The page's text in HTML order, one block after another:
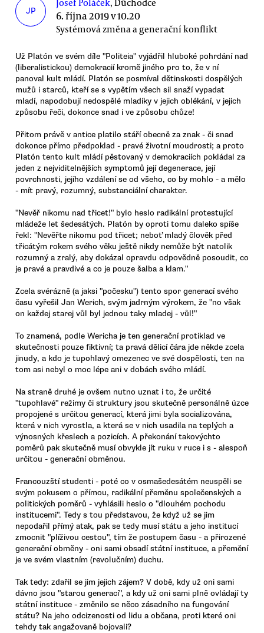
JP
Josef Poláček, Důchodce
6. října 2019 v 10.20
Systémová změna a generační konflikt
Už Platón ve svém díle "Politeia" vyjádřil hluboké pohrdání nad
(liberalistickou) demokracií kromě jiného pro to, že v ní
panoval kult mládí. Platón se posmíval dětinskosti dospělých
mužů i starců, kteří se s vypětím všech sil snaží vypadat
mladí, napodobují nedospělé mladíky v jejich oblékání, v jejich
způsobu řeči, dokonce snad i ve způsobu chůze!
Přitom právě v antice platilo stáří obecně za znak - či snad
dokonce přímo předpoklad - pravé životní moudrosti; a proto
Platón tento kult mládí pěstovaný v demokraciích pokládal za
jeden z nejviditelnějších symptomů její degenerace, její
povrchnosti, jejího vzdálení se od všeho, co by mohlo - a mělo
- mít pravý, rozumný, substanciální charakter.
"Nevěř nikomu nad třicet!" bylo heslo radikální protestující
mládeže let šedesátých. Platón by oproti tomu daleko spíše
řekl: "Nevěřte nikomu pod třicet; neboť mladý člověk před
třicátým rokem svého věku ještě nikdy nemůže být natolik
rozumný a zralý, aby dokázal opravdu odpovědně posoudit, co
je pravé a pravdivé a co je pouze šalba a klam."
Zcela svérázně (a jaksi "počesku") tento spor generací svého
času vyřešil Jan Werich, svým jadrným výrokem, že "no však
on každej starej vůl byl jednou taky mladej - vůl!"
To znamená, podle Wericha je ten generační protiklad ve
skutečnosti pouze fiktivní; ta pravá dělicí čára jde někde zcela
jinudy, a kdo je tupohlavý omezenec ve své dospělosti, ten na
tom asi nebyl o moc lépe ani v dobách svého mládí.
Na straně druhé je ovšem nutno uznat i to, že určité
"tupohlavé" režimy či struktury jsou skutečně personálně úzce
propojené s určitou generací, která jimi byla socializována,
která v nich vyrostla, a která se v nich usadila na teplých a
výnosných křeslech a pozicích. A překonání takovýchto
poměrů pak skutečně musí obvykle jít ruku v ruce i s - alespoň
určitou - generační obměnou.
Francouzští studenti - poté co v osmašedesátém neuspěli se
svým pokusem o přímou, radikální přeměnu společenských a
politických poměrů - vyhlásili heslo o "dlouhém pochodu
institucemi". Tedy s tou představou, že když už se jim
nepodařil přímý atak, pak se tedy musí státu a jeho institucí
zmocnit "plíživou cestou", tím že postupem času - a přirozené
generační obměny - oni sami obsadí státní instituce, a přemění
je ve svém vlastním (revolučním) duchu.
Tak tedy: zdařil se jim jejich zájem? V době, kdy už oni sami
dávno jsou "starou generací", a kdy už oni sami plně ovládají ty
státní instituce - změnilo se něco zásadního na fungování
státu? Na jeho odcizenosti od lidu a občana, proti které oni
tehdy tak angažovaně bojovali?